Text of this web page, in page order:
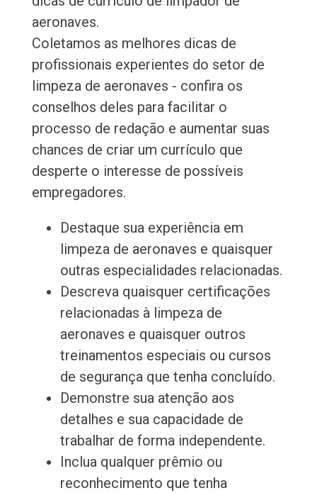
aeronaves.
Coletamos as melhores dicas de
profissionais experientes do setor de
limpeza de aeronaves - confira os
conselhos deles para facilitar o
processo de redação e aumentar suas
chances de criar um currículo que
desperte o interesse de possíveis
empregadores.
Destaque sua experiência em
limpeza de aeronaves e quaisquer
outras especialidades relacionadas.
Descreva quaisquer certificações
relacionadas à limpeza de
aeronaves e quaisquer outros
treinamentos especiais ou cursos
de segurança que tenha concluído.
Demonstre sua atenção aos
detalhes e sua capacidade de
trabalhar de forma independente.
Inclua qualquer prêmio ou
reconhecimento que tenha